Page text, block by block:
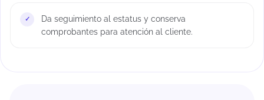
Da seguimiento al estatus y conserva
comprobantes para atención al cliente.